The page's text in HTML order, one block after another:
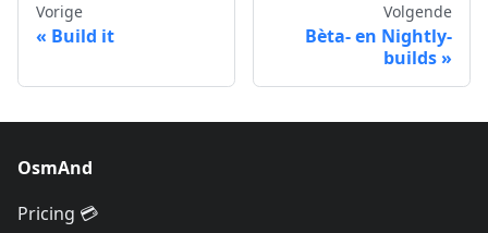
Vorige
Build it
Volgende
Bèta- en Nightly-
builds
OsmAnd
Pricing 💳